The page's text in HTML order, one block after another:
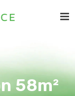
58m²